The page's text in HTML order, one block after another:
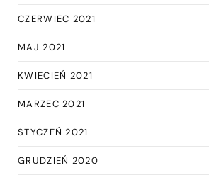
CZERWIEC 2021
MAJ 2021
KWIECIEŃ 2021
MARZEC 2021
STYCZEŃ 2021
GRUDZIEŃ 2020